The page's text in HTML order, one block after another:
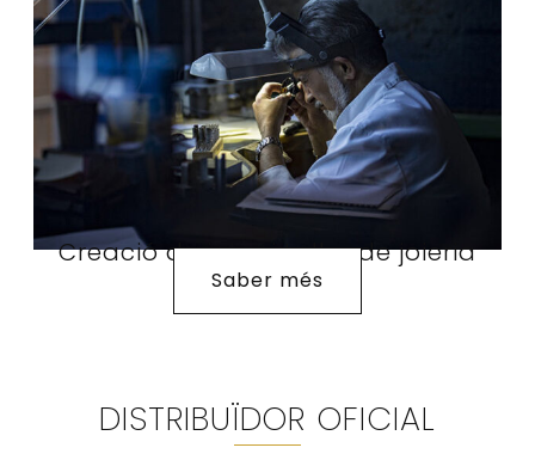
Creació de joies i taller de joieria
Saber més
DISTRIBUÏDOR OFICIAL